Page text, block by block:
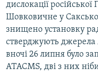
дислокації
Шовковичне у
знищено установку
стверджують джерела
вночі 26 липня було
ATACMS, дві з них